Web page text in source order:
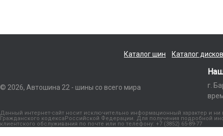
Каталог шин Каталог дисков
© 2026, Автошина 22 - шины со всего мира
г.
Данный интернет-сайт носит исключительно информационный характер и
Гражданского кодексаРоссийской Федерации. Для получения подробной
клиентского обслуживания по почте или по телефону: +7 (3852) 65-89-77